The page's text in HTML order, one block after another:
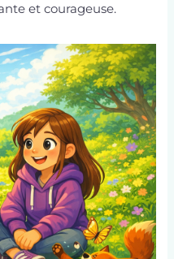
et courageuse.